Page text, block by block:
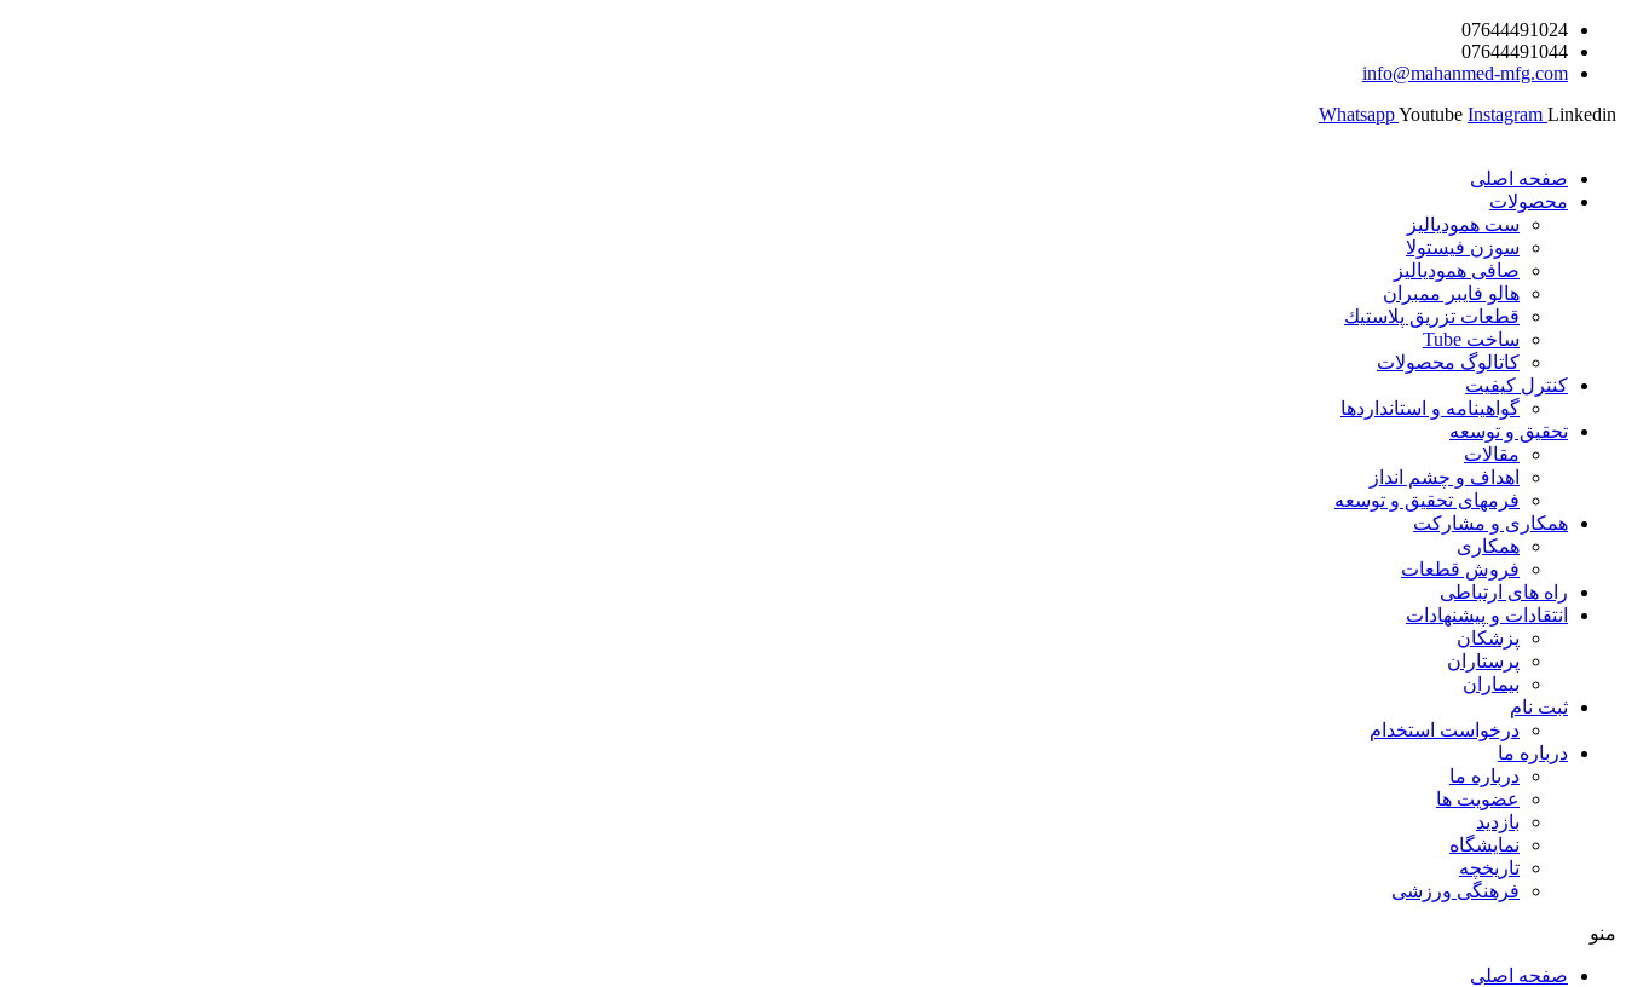
پرش
محتوا
07644491024
07644491044
info@mahanmed-mfg.com
WhatsappYoutube Instagram Linkedin
صفحه اصلی
محصولات
ست همودیالیز
سوزن فیستولا
صافی همودیالیز
هالو فایبر ممبران
قطعات تزريق پلاستيك
ساخت Tube
کاتالوگ محصولات
کنترل کیفیت
گواهينامه و استانداردها
تحقيق و توسعه
مقالات
اهداف و چشم انداز
فرمهای تحقیق و توسعه
همکاری و مشارکت
همکاری
فروش قطعات
راه های ارتباطی
انتقادات و پيشنهادات
پزشكان
پرستاران
بيماران
ثبت نام
درخواست استخدام
درباره ما
درباره ما
عضویت ها
بازدید
نمایشگاه
تاريخچه
فرهنگی ورزشی
منو
صفحه اصلی